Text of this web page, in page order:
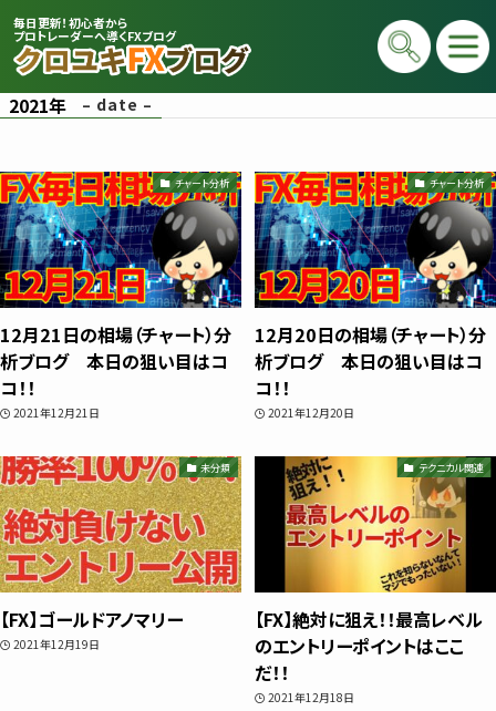
毎日更新！初心者から
プロトレーダーへ導くFXブログ
プロトレーダー
クロユキ
2020年にFXを開始し億トレ達成📈 現在は
と手法を解説。商材は一切販売せず、YouT
ube＆書籍ですべて公開しています。"わか
らない"を"わかる"に変えるお手伝いをし
ます📺
プロフィールをもっと見る
2021年 – date –
チャート分析
12月21日の相場（チャート）分
析ブログ 本日の狙い目はコ
コ！！
2021年12月21日
チャート分析
12月20日の相場（チャート）分
析ブログ 本日の狙い目はコ
コ！！
2021年12月20日
未分類
【FX】ゴールドアノマリー
2021年12月19日
テクニカル関連
【FX】絶対に狙え！！最高レベル
のエントリーポイントはここ
だ！！
2021年12月18日